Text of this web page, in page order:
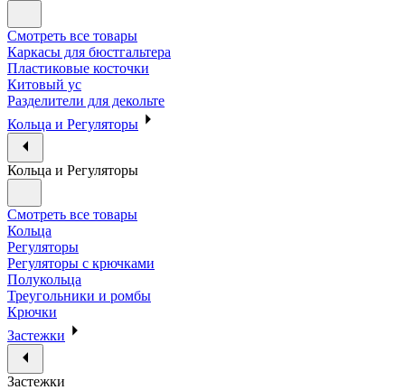
Смотреть все товары
Каркасы для бюстгальтера
Пластиковые косточки
Китовый ус
Разделители для декольте
Кольца и Регуляторы
Кольца и Регуляторы
Смотреть все товары
Кольца
Регуляторы
Регуляторы с крючками
Полукольца
Треугольники и ромбы
Крючки
Застежки
Застежки